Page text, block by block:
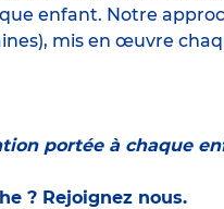
enfant. Notre
mis en œuvre
portée à chaque
? Rejoignez nous.